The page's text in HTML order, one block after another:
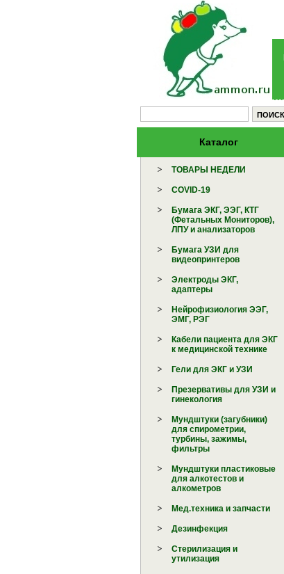
Каталог
ТОВАРЫ НЕДЕЛИ
COVID-19
Бумага ЭКГ, ЭЭГ, КТГ
(Фетальных Мониторов),
ЛПУ и анализаторов
Бумага УЗИ для
видеопринтеров
Электроды ЭКГ,
адаптеры
Нейрофизиология ЭЭГ,
ЭМГ, РЭГ
Кабели пациента для ЭКГ
к медицинской технике
Гели для ЭКГ и УЗИ
Презервативы для УЗИ и
гинекология
Мундштуки (загубники)
для спирометрии,
турбины, зажимы,
фильтры
Мундштуки пластиковые
для алкотестов и
алкометров
Мед.техника и запчасти
Дезинфекция
Стерилизация и
утилизация